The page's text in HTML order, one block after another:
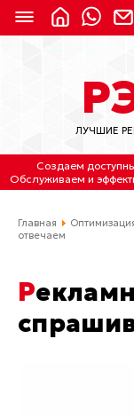
ЛУЧШИЕ
Создаем
Обслуживаем и
Главная
отвечаем
Рекламная сеть Яндекса: